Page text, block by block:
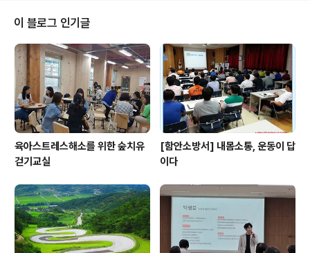
이 블로그 인기글
육아스트레스해소를 위한 숲치유
걷기교실
[함안소방서] 내몸소통, 운동이 답
이다